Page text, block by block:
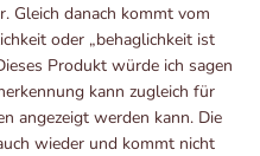
Gleich danach kommt vom
oder „behaglichkeit ist
Produkt würde ich sagen
kann zugleich für
angezeigt werden kann. Die
wieder und kommt nicht